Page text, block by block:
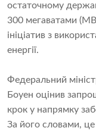
остаточному
300 мегаватами
ініціатив з
енергії.
Федеральний
Боуен оцінив
крок у напрямку
За його словами,